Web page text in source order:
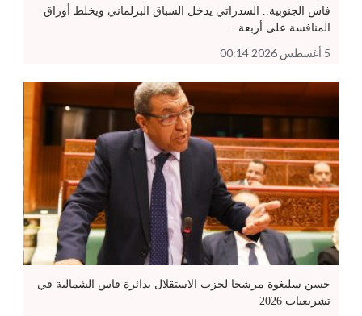
فاس الجنوبية.. السدراتي يدخل السباق البرلماني ويخلط أوراق
المنافسة على أربعة…
5 أغسطس 2026 00:14
حسن سليغوة مرشحا لحزب الاستقلال بدائرة فاس الشمالية في
تشريعيات 2026